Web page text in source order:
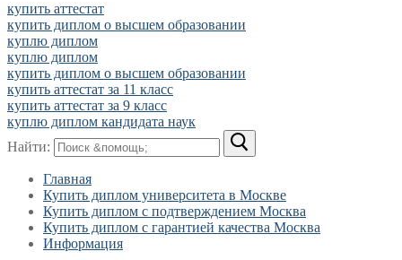
купить аттестат
купить диплом о высшем образовании
куплю диплом
куплю диплом
купить диплом о высшем образовании
купить аттестат за 11 класс
купить аттестат за 9 класс
куплю диплом кандидата наук
Найти:
Главная
Купить диплом университета в Москве
Купить диплом с подтверждением Москва
Купить диплом с гарантией качества Москва
Информация